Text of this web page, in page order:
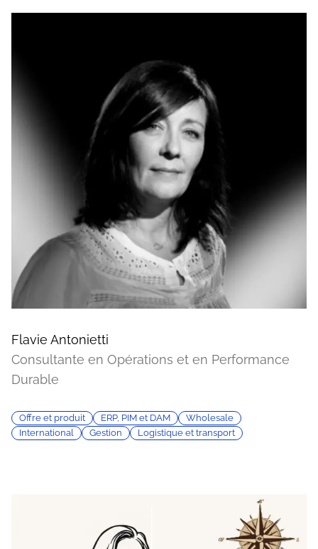
Flavie Antonietti
Consultante en Opérations et en Performance
Durable
Offre et produit ERP, PIM et DAM
Wholesale
International
Gestion Logistique et transport